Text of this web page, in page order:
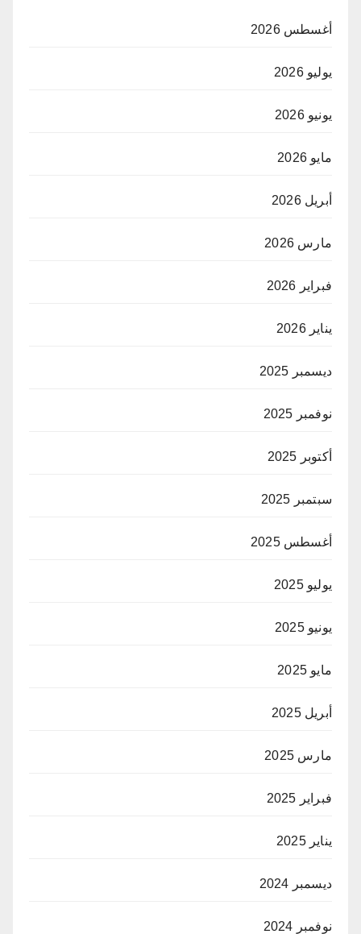
أغسطس 2026
يوليو 2026
يونيو 2026
مايو 2026
أبريل 2026
مارس 2026
فبراير 2026
يناير 2026
ديسمبر 2025
نوفمبر 2025
أكتوبر 2025
سبتمبر 2025
أغسطس 2025
يوليو 2025
يونيو 2025
مايو 2025
أبريل 2025
مارس 2025
فبراير 2025
يناير 2025
ديسمبر 2024
نوفمبر 2024